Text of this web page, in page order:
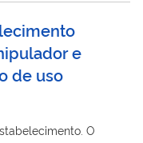
e
de uso
O